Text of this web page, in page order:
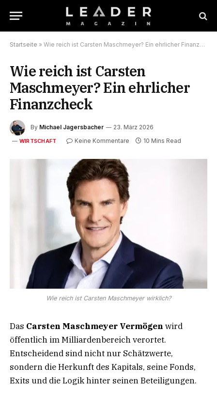
Startseite » Wie reich ist Carsten Maschmeyer? Ein ehrlicher Finanzcheck
Wie reich ist Carsten
Maschmeyer? Ein ehrlicher
Finanzcheck
By Michael Jagersbacher 23. März 2026
WIRTSCHAFT Keine Kommentare 10 Mins Read
Wie reich ist Carsten Maschmeyer wirklich?
Das Carsten Maschmeyer Vermögen wird
öffentlich im Milliardenbereich verortet.
Entscheidend sind nicht nur Schätzwerte,
sondern die Herkunft des Kapitals, seine Fonds,
Exits und die Logik hinter seinen Beteiligungen.